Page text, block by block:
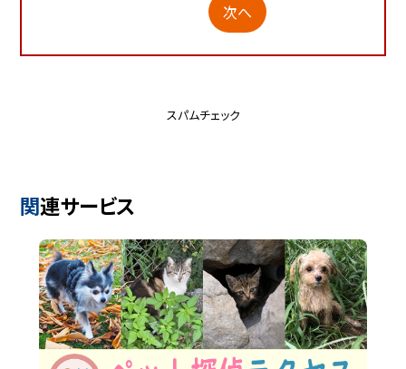
次へ
スパムチェック
関連サービス